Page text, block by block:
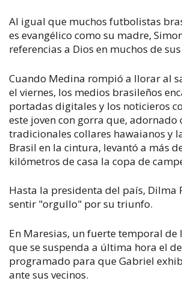
Al igual que muchos futbolistas
es evangélico como su madre,
referencias a Dios en muchos de
Cuando Medina rompió a llorar al
el viernes, los medios brasileños
portadas digitales y los noticieros
este joven con gorra que, adornado
tradicionales collares hawaianos y
Brasil en la cintura, levantó a más
kilómetros de casa la copa de
Hasta la presidenta del país, Dilma
sentir "orgullo" por su triunfo.
En Maresias, un fuerte temporal de
que se suspenda a última hora el
programado para que Gabriel
ante sus vecinos.